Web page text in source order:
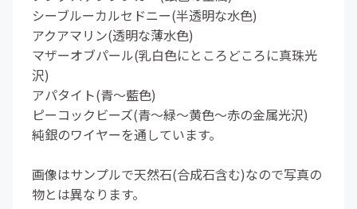
シーブルーカルセドニー(半透明な水色)
アクアマリン(透明な薄水色)
マザーオブパール(乳白色にところどころに真珠光
沢)
アパタイト(青～藍色)
ピーコックビーズ(青～緑～黄色～赤の金属光沢)
純銀のワイヤーを通しています。
画像はサンプルで天然石(合成石含む)なので写真の
物とは異なります。